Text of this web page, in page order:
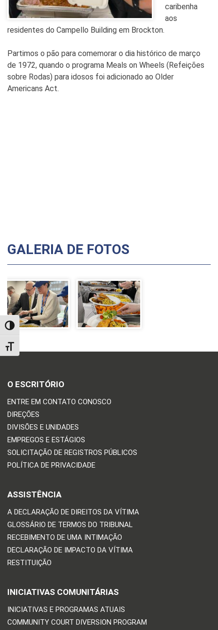
TOGGLE HIGH CONTRAST
TOGGLE FONT SIZE
caribenha
aos
residentes do Campello Building em Brockton.
Partimos o pão para comemorar o dia histórico de março
de 1972, quando o programa Meals on Wheels (Refeições
sobre Rodas) para idosos foi adicionado ao Older
Americans Act.
GALERIA DE FOTOS
O ESCRITÓRIO
ENTRE EM CONTATO CONOSCO
DIREÇÕES
DIVISÕES E UNIDADES
EMPREGOS E ESTÁGIOS
SOLICITAÇÃO DE REGISTROS PÚBLICOS
POLÍTICA DE PRIVACIDADE
ASSISTÊNCIA
A DECLARAÇÃO DE DIREITOS DA VÍTIMA
GLOSSÁRIO DE TERMOS DO TRIBUNAL
RECEBIMENTO DE UMA INTIMAÇÃO
DECLARAÇÃO DE IMPACTO DA VÍTIMA
RESTITUIÇÃO
INICIATIVAS COMUNITÁRIAS
INICIATIVAS E PROGRAMAS ATUAIS
COMMUNITY COURT DIVERSION PROGRAM